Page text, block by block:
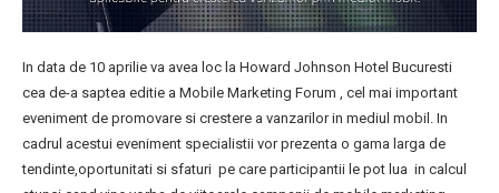
In data de 10 aprilie va avea loc la Howard Johnson Hotel Bucuresti
cea de-a saptea editie a Mobile Marketing Forum , cel mai important
eveniment de promovare si crestere a vanzarilor in mediul mobil. In
cadrul acestui eveniment specialistii vor prezenta o gama larga de
tendinte,oportunitati si sfaturi pe care participantii le pot lua in calcul